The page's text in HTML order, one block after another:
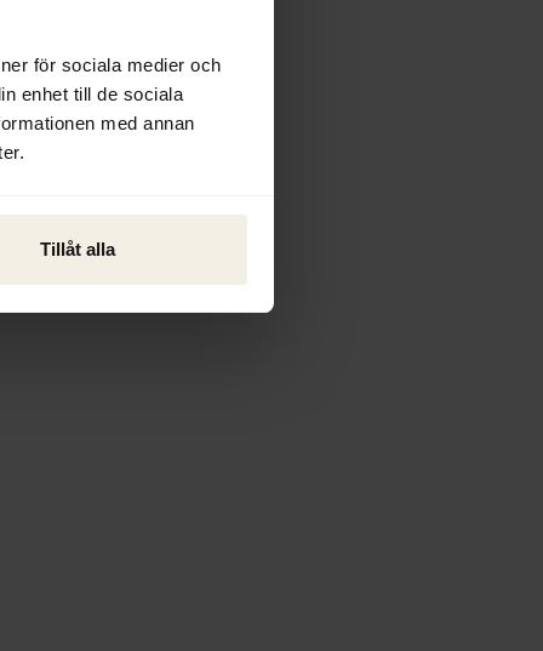
för sociala medier och
enhet till de sociala
med annan
Tillåt alla